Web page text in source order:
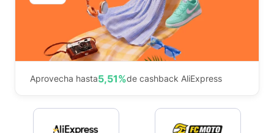
Aprovecha hasta5,51%de cashback AliExpress